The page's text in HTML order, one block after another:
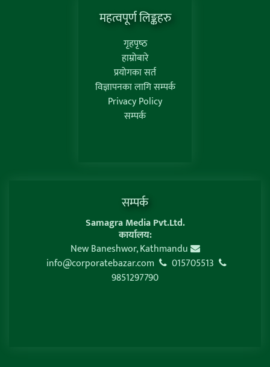
महत्वपूर्ण लिङ्कहरु
गृहपृष्‍ठ
हाम्रोबारे
प्रयोगका सर्त
विज्ञापनका लागि सम्पर्क
Privacy Policy
सम्पर्क
सम्पर्क
Samagra Media Pvt.Ltd.
कार्यालय:
New Baneshwor, Kathmandu
info@corporatebazar.com
015705513
9851297790